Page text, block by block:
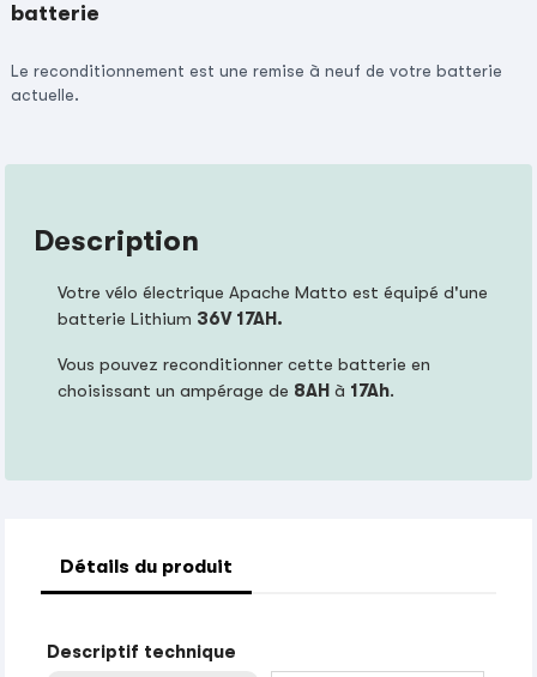
batterie
Le reconditionnement est une remise à neuf de votre batterie
actuelle.
Description
Votre vélo électrique Apache Matto est équipé d'une
batterie Lithium 36V 17AH.
Vous pouvez reconditionner cette batterie en
choisissant un ampérage de 8AHà 17Ah.
Détails du produit
Descriptif technique